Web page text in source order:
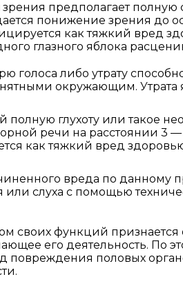
предполагает полную
понижение зрения до
как тяжкий вред
глазного яблока
голоса либо утрату
окружающим. Утрата
полную глухоту или такое
речи на расстоянии 3 —
как тяжкий вред
вреда по данному
слуха с помощью
своих функций признается
его деятельность. По
повреждения половых